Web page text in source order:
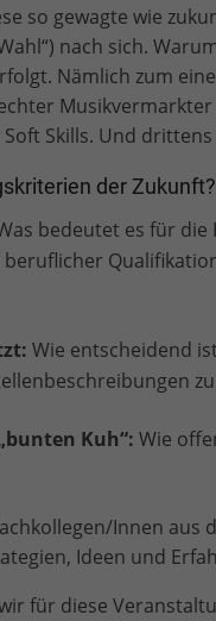
so gewagte wie
nach sich.
Nämlich zum
Skills. Und
der Zukunft?
bedeutet es für die
Wie entscheidend
zu
Kuh“: Wie
Innen aus
Ideen und
für diese